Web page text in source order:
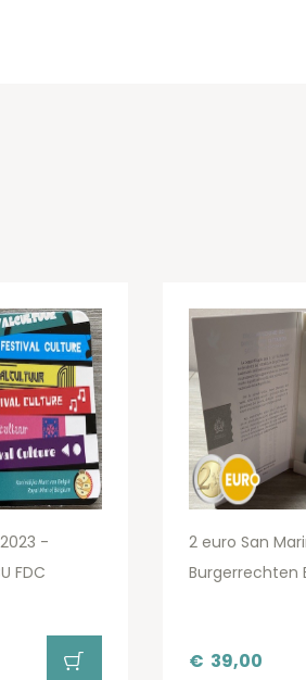
-
FDC
2 euro San
Burgerrechten
€ 39,00